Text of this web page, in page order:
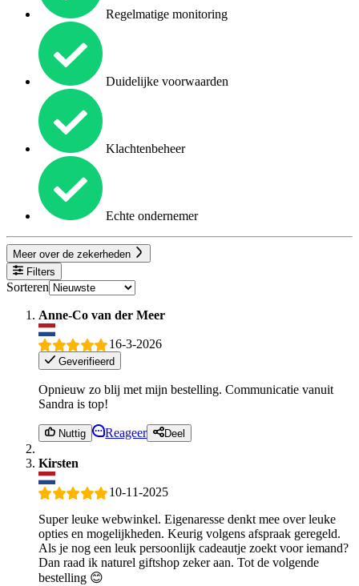
Regelmatige monitoring
Duidelijke voorwaarden
Klachtenbeheer
Echte ondernemer
Meer over de zekerheden
Filters
Sorteren
Anne-Co van der Meer
16-3-2026
Geverifieerd
Opnieuw zo blij met mijn bestelling. Communicatie vanuit
Sandra is top!
Nuttig Reageer Deel
Kirsten
10-11-2025
Super leuke webwinkel. Eigenaresse denkt mee over leuke
opties en mogelijkheden. Keurig volgens afspraak geregeld.
Als je nog een leuk persoonlijk cadeautje zoekt voor iemand?
Dan raad ik naturel giftshop zeker aan. Tot de volgende
bestelling 😊